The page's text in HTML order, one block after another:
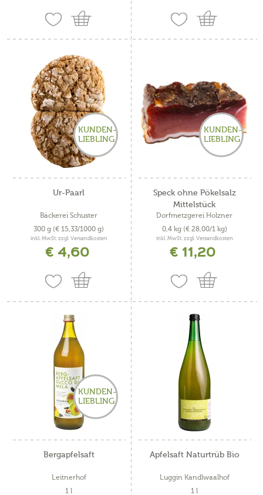
KUNDEN-
LIEBLING
Ur-Paarl
Bäckerei Schuster
300 g (€ 15,33/1000 g)
inkl. MwSt. zzgl. Versandkosten
€ 4,60
KUNDEN-
LIEBLING
Speck ohne Pökelsalz
Mittelstück
Dorfmetzgerei Holzner
0,4 kg (€ 28,00/1 kg)
inkl. MwSt. zzgl. Versandkosten
€ 11,20
KUNDEN-
LIEBLING
Bergapfelsaft
Leitnerhof
1 l
Apfelsaft Naturtrüb Bio
Luggin Kandlwaalhof
1 l